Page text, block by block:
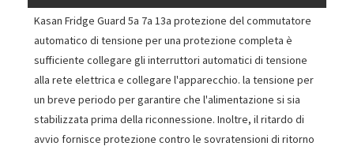
Kasan Fridge Guard 5a 7a 13a protezione del commutatore
automatico di tensione per una protezione completa è
sufficiente collegare gli interruttori automatici di tensione
alla rete elettrica e collegare l'apparecchio. la tensione per
un breve periodo per garantire che l'alimentazione si sia
stabilizzata prima della riconnessione. Inoltre, il ritardo di
avvio fornisce protezione contro le sovratensioni di ritorno